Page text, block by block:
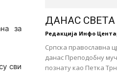
за
сви
ДАНАС
Редакција Инфо
Српска православна
данас Преподобну
познату као Петка